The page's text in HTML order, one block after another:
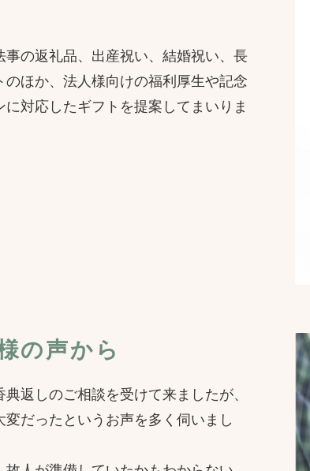
の返礼品、出産祝い、結婚祝い、長
ほか、法人様向けの福利厚生や記念
対応したギフトを提案してまいりま
の声から
返しのご相談を受けて来ましたが、
だったというお声を多く伺いまし